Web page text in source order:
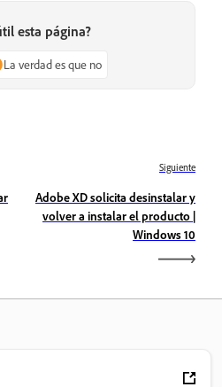
esta página?
La verdad es que no
Siguiente
Adobe XD solicita desinstalar y
volver a instalar el producto |
Windows 10